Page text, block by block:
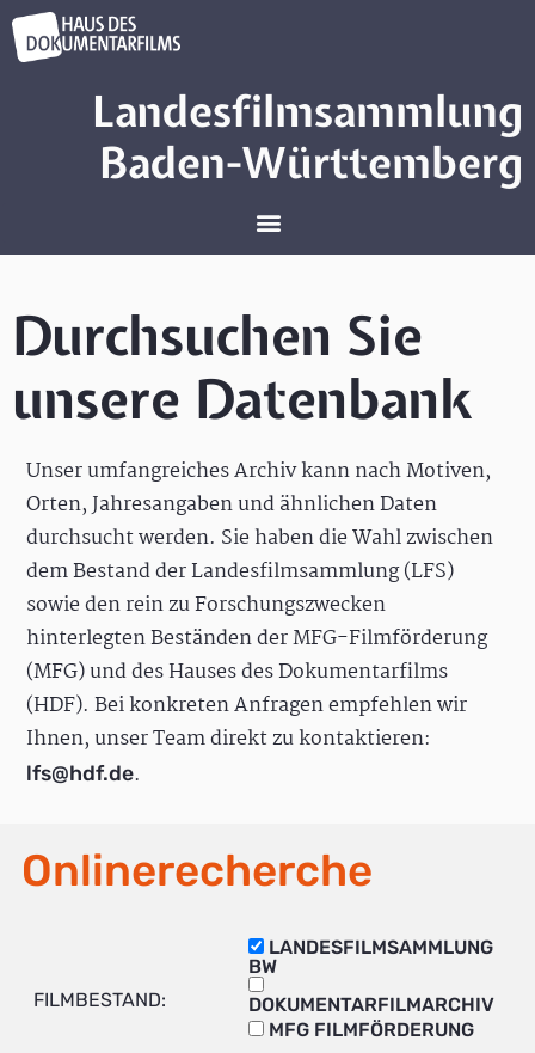
Landesfilmsammlung
Baden-Württemberg
Durchsuchen Sie
unsere Datenbank
Unser umfangreiches Archiv kann nach Motiven,
Orten, Jahresangaben und ähnlichen Daten
durchsucht werden. Sie haben die Wahl zwischen
dem Bestand der Landesfilmsammlung (LFS)
sowie den rein zu Forschungszwecken
hinterlegten Beständen der MFG-Filmförderung
(MFG) und des Hauses des Dokumentarfilms
(HDF). Bei konkreten Anfragen empfehlen wir
Ihnen, unser Team direkt zu kontaktieren:
lfs@hdf.de.
Onlinerecherche
FILMBESTAND:
LANDESFILMSAMMLUNG
BW
DOKUMENTARFILMARCHIV
MFG FILMFÖRDERUNG